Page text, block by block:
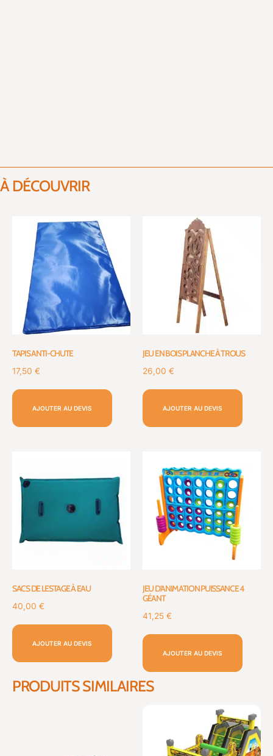
À DÉCOUVRIR
TAPIS ANTI-CHUTE
17,50 €
AJOUTER AU DEVIS
JEU EN BOIS PLANCHE À TROUS
26,00 €
AJOUTER AU DEVIS
SACS DE LESTAGE À EAU
40,00 €
AJOUTER AU DEVIS
JEU D’ANIMATION PUISSANCE 4
GÉANT
41,25 €
AJOUTER AU DEVIS
PRODUITS SIMILAIRES